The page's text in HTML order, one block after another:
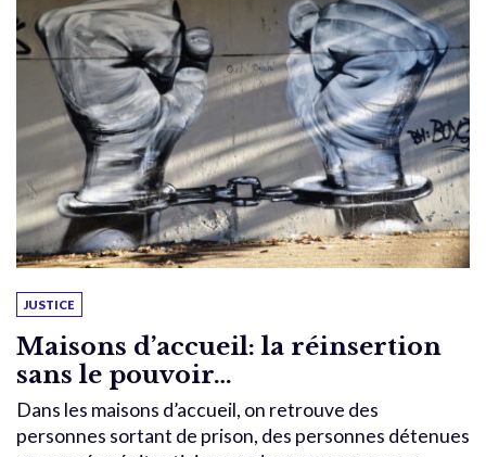
JUSTICE
Maisons d’accueil: la réinsertion
sans le pouvoir…
Dans les maisons d’accueil, on retrouve des
personnes sortant de prison, des personnes détenues